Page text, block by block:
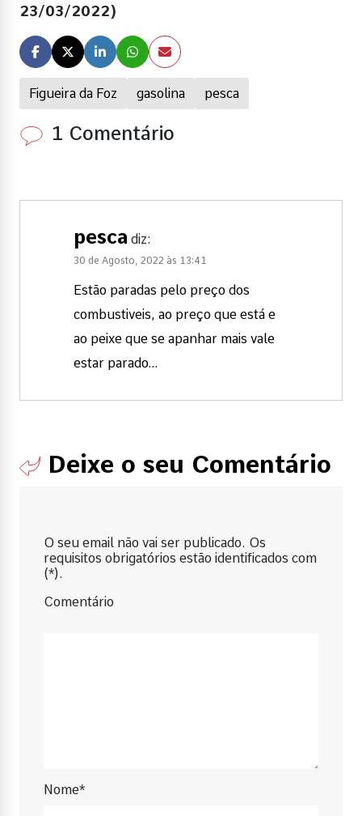
Figueira da Foz gasolina pesca
23/03/2022)
1 Comentário
pesca diz:
30 de Agosto, 2022 às 13:41
Estão paradas pelo preço dos
combustiveis, ao preço que está e
ao peixe que se apanhar mais vale
estar parado…
Deixe o seu Comentário
O seu email não vai ser publicado. Os
requisitos obrigatórios estão identificados com
(*).
Comentário
Nome*